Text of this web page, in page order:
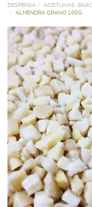
DESPENSA
ACEITUNAS,
ALMENDRA GRANO 100G